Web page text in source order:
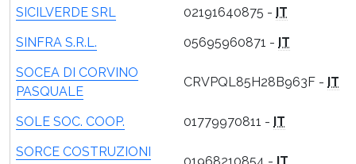
SICILVERDE SRL 02191640875 - IT
SINFRA S.R.L.
05695960871 - IT
SOCEA DI CORVINO
PASQUALE
CRVPQL85H28B963F - IT
SOLE SOC. COOP. 01779970811 - IT
SORCE COSTRUZIONI